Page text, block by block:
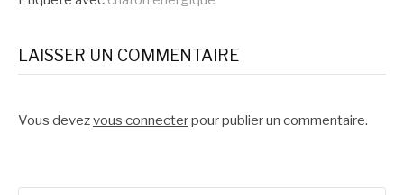
LAISSER UN COMMENTAIRE
Vous devezvous connecterpour publier un commentaire.